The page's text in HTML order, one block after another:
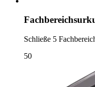
Schließe 5
50